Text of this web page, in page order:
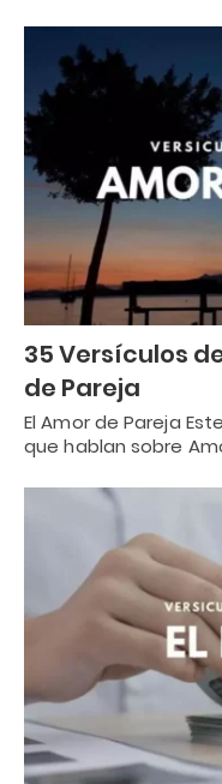
35 Versículos
de Pareja
El Amor de Pareja
que hablan sobre